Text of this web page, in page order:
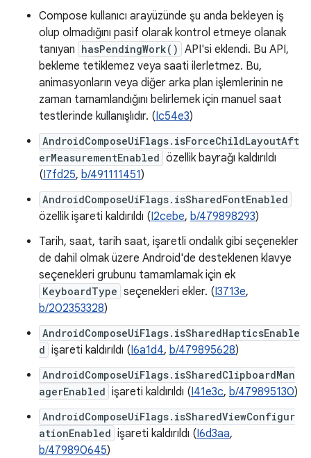
Compose kullanıcı arayüzünde şu anda bekleyen iş
olup olmadığını pasif olarak kontrol etmeye olanak
tanıyan hasPendingWork() API'si eklendi. Bu API,
bekleme tetiklemez veya saati ilerletmez. Bu,
animasyonların veya diğer arka plan işlemlerinin ne
zaman tamamlandığını belirlemek için manuel saat
testlerinde kullanışlıdır. (Ic54e3)
AndroidComposeUiFlags.isForceChildLayoutAft
erMeasurementEnabled özellik bayrağı kaldırıldı
(I7fd25, b/491111451)
AndroidComposeUiFlags.isSharedFontEnabled
özellik işareti kaldırıldı (I2cebe, b/479898293)
Tarih, saat, tarih saat, işaretli ondalık gibi seçenekler
de dahil olmak üzere Android'de desteklenen klavye
seçenekleri grubunu tamamlamak için ek
KeyboardType seçenekleri ekler. (I3713e,
b/202353328)
AndroidComposeUiFlags.isSharedHapticsEnable
d işareti kaldırıldı (I6a1d4, b/479895628)
AndroidComposeUiFlags.isSharedClipboardMan
agerEnabled işareti kaldırıldı (I41e3c, b/479895130)
AndroidComposeUiFlags.isSharedViewConfigur
ationEnabled işareti kaldırıldı (I6d3aa,
b/479890645)